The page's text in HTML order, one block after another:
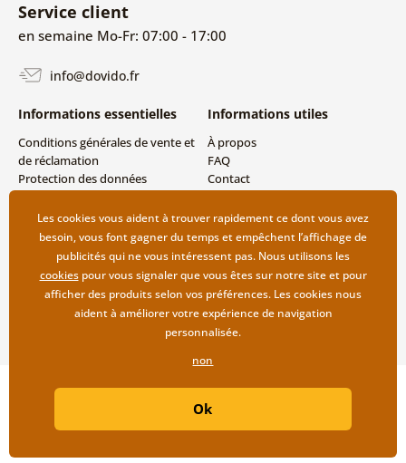
Service client
en semaine Mo-Fr: 07:00 - 17:00
info@dovido.fr
Informations essentielles
Conditions générales de vente et
de réclamation
Protection des données
Modes de livraison et de
paiement
Retour des produits
Informations utiles
À propos
FAQ
Contact
Copyright ©2019 © Dovido.fr.
| Boutique en ligne créée par
Les cookies vous aident à trouver rapidement ce dont vous avez
besoin, vous font gagner du temps et empêchent l’affichage de
publicités qui ne vous intéressent pas. Nous utilisons les
cookiespour vous signaler que vous êtes sur notre site et pour
afficher des produits selon vos préférences. Les cookies nous
aident à améliorer votre expérience de navigation
personnalisée.
non
Ok